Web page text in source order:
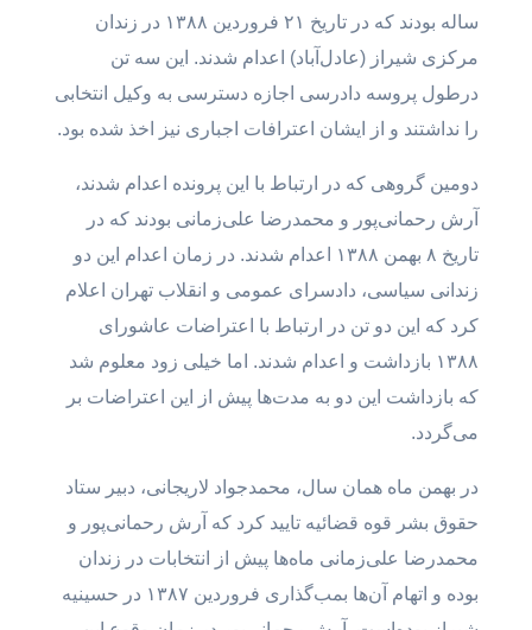
ساله بودند که در تاریخ ۲۱ فروردین ۱۳۸۸ در زندان
مرکزی شیراز (عادل‌آباد) اعدام شدند. این سه تن
درطول پروسه دادرسی اجازه دسترسی به وکیل انتخابی
را نداشتند و از ایشان اعترافات اجباری نیز اخذ شده بود.
دومین گروهی که در ارتباط با این پرونده اعدام شدند،
آرش رحمانی‌پور و محمدرضا علی‌‌زمانی بودند که در
تاریخ ۸ بهمن ۱۳۸۸ اعدام شدند. در زمان اعدام این دو
زندانی سیاسی، دادسرای عمومی و انقلاب تهران اعلام
کرد که این دو تن در ارتباط با اعتراضات عاشورای
۱۳۸۸ بازداشت و اعدام شدند. اما خیلی زود معلوم شد
که بازداشت این دو به مدت‌ها پیش از این اعتراضات بر
می‌گردد.
در بهمن ماه همان سال، محمدجواد لاریجانی، دبیر ستاد
حقوق بشر قوه قضائیه تایید کرد که آرش رحمانی‌پور و
محمدرضا علی‌‌زمانی ماه‌ها پیش از انتخابات در زندان
بوده و اتهام آن‌ها بمب‌گذاری فروردین ۱۳۸۷ در حسینیه